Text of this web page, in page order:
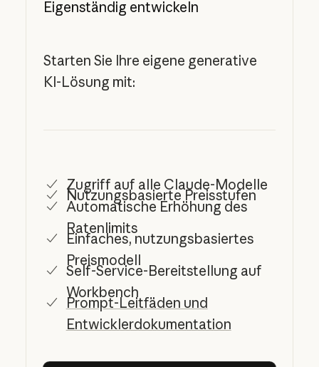
Eigenständig entwickeln
Starten Sie Ihre eigene generative
KI-Lösung mit:
Zugriff auf alle Claude-Modelle
Nutzungsbasierte Preisstufen
Automatische Erhöhung des
Ratenlimits
Einfaches, nutzungsbasiertes
Preismodell
Self-Service-Bereitstellung auf
Workbench
Prompt-Leitfäden und
Entwicklerdokumentation